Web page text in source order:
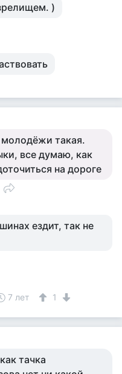
)
такая.
все думаю, как
на дороге
ездит, так не
7 лет 1
тачка